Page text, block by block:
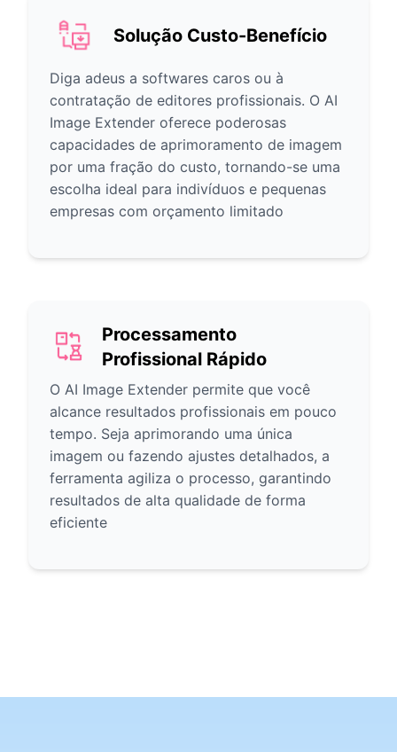
Solução Custo-Benefício
Diga adeus a softwares caros ou à
contratação de editores profissionais. O AI
Image Extender oferece poderosas
capacidades de aprimoramento de imagem
por uma fração do custo, tornando-se uma
escolha ideal para indivíduos e pequenas
empresas com orçamento limitado
Processamento
Profissional Rápido
O AI Image Extender permite que você
alcance resultados profissionais em pouco
tempo. Seja aprimorando uma única
imagem ou fazendo ajustes detalhados, a
ferramenta agiliza o processo, garantindo
resultados de alta qualidade de forma
eficiente